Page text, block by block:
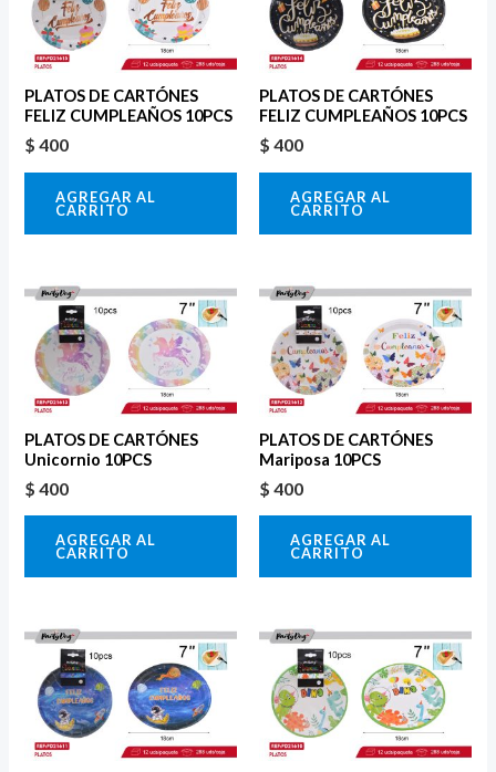
PLATOS DE CARTÓNES
FELIZ CUMPLEAÑOS 10PCS
$ 400
AGREGAR AL
CARRITO
PLATOS DE CARTÓNES
FELIZ CUMPLEAÑOS 10PCS
$ 400
AGREGAR AL
CARRITO
PLATOS DE CARTÓNES
Unicornio 10PCS
$ 400
AGREGAR AL
CARRITO
PLATOS DE CARTÓNES
Mariposa 10PCS
$ 400
AGREGAR AL
CARRITO